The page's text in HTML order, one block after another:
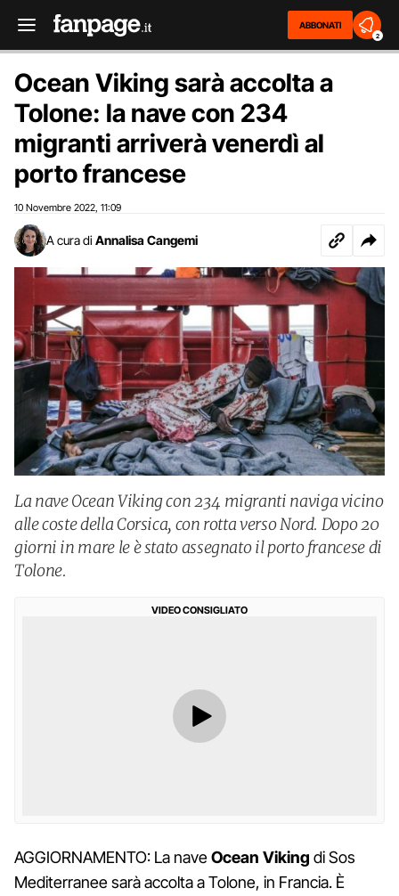
ABBONATI
2
Ocean Viking sarà accolta a
Tolone: la nave con 234
migranti arriverà venerdì al
porto francese
10 Novembre 2022 11:09
A cura di Annalisa Cangemi
La nave Ocean Viking con 234 migranti naviga vicino
alle coste della Corsica, con rotta verso Nord. Dopo 20
giorni in mare le è stato assegnato il porto francese di
Tolone.
VIDEO CONSIGLIATO
AGGIORNAMENTO: La naveOcean Viking di Sos
Mediterranee sarà accolta a Tolone, in Francia. È